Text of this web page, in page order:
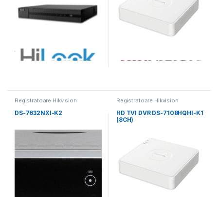
Registratoare Hikvision
DS-7632NXI-K2
Registratoare Hikvision
HD TVI DVR DS-7108HQHI-K1
(8CH)